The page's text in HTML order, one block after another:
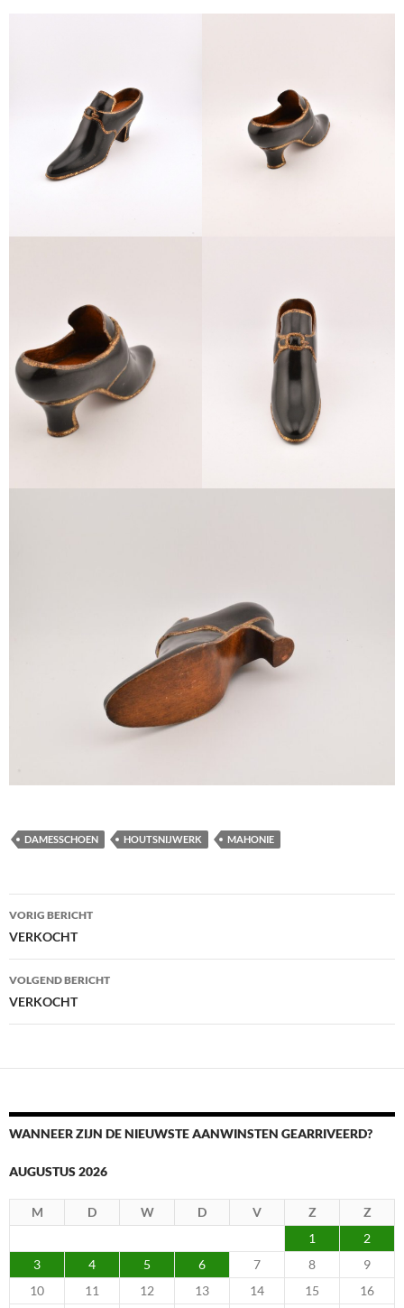
DAMESSCHOEN HOUTSNIJWERK MAHONIE
Berichtnavigatie
VORIG BERICHT
VERKOCHT
VOLGEND BERICHT
VERKOCHT
WANNEER ZIJN DE NIEUWSTE AANWINSTEN GEARRIVEERD?
AUGUSTUS 2026
M D W D V Z
Z
1
2
3
4 5 6 7 8
9
10
11 12 13 14 15
16